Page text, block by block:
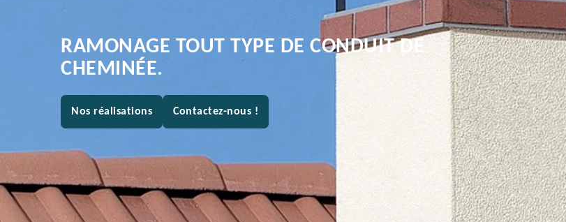
RAMONAGE TOUT TYPE DE CONDUIT DE
CHEMINÉE.
Nos réalisations Contactez-nous !